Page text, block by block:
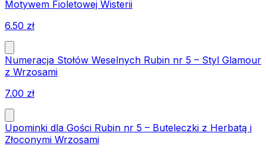
Motywem Fioletowej Wisterii
6.50 zł
Numeracja Stołów Weselnych Rubin nr 5 – Styl Glamour
z Wrzosami
7.00 zł
Upominki dla Gości Rubin nr 5 – Buteleczki z Herbatą i
Złoconymi Wrzosami